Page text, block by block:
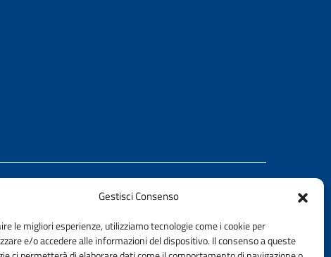
Gestisci Consenso
le migliori esperienze, utilizziamo tecnologie come i cookie per
e/o accedere alle informazioni del dispositivo. Il consenso a queste
REALIZZATO CON LA COLLABORAZIONE DI
Ing. Aurelio Buglino